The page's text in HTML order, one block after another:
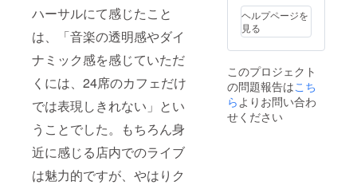
ハーサルにて感じたこと
は、「音楽の透明感やダイ
ナミック感を感じていただ
くには、24席のカフェだけ
では表現しきれない」とい
うことでした。もちろん身
近に感じる店内でのライブ
は魅力的ですが、やはりク
電話番
メール
アドレ
記入を
お願い
致しま
す。
せてい
ただき
ます。
本リ
の内容
を無断
で転
載・公
開する
施場
所：ブ
ルー
バード
店内 / 埼
玉県さ
いたま
市大宮
区寿能
ヘルプページを
見る
このプロジェクト
の問題報告はこち
ら よりお問い合わ
せください